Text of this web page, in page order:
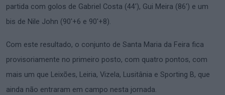
partida com golos de Gabriel Costa (44'), Gui Meira (86') e um
bis de Nile John (90'+6 e 90'+8).
Com este resultado, o conjunto de Santa Maria da Feira fica
provisoriamente no primeiro posto, com quatro pontos, com
mais um que Leixões, Leiria, Vizela, Lusitânia e Sporting B, que
ainda não entraram em campo nesta jornada.